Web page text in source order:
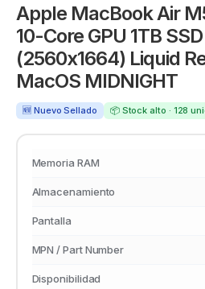
ASUS
Apple MacBook Air
10-Core GPU 1TB
(2560x1664) Liquid
MacOS MIDNIGHT
🆕 Nuevo Sellado 📦 Stock alto · 128
Memoria RAM
Almacenamiento
Pantalla
MPN / Part Number
Disponibilidad